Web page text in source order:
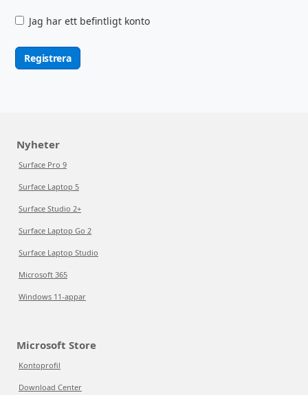
Jag har ett befintligt konto
Registrera
Nyheter
Surface Pro 9
Surface Laptop 5
Surface Studio 2+
Surface Laptop Go 2
Surface Laptop Studio
Microsoft 365
Windows 11-appar
Microsoft Store
Kontoprofil
Download Center